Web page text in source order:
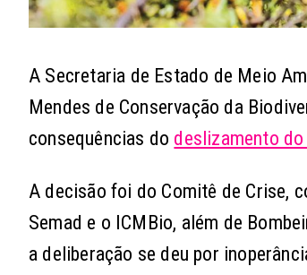
A Secretaria de Estado de Meio
Mendes de Conservação da
consequências do deslizamento
A decisão foi do Comitê de Crise,
Semad e o ICMBio, além de
a deliberação se deu por